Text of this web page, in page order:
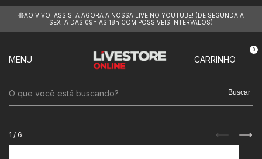
🔴AO VIVO: ASSISTA AGORA A NOSSA LIVE NO YOUTUBE! (DE SEGUNDA A
SEXTA DAS 09h AS 18h COM POSSÍVEIS INTERVALOS)
MENU CARRINHO
0
Buscar
1 / 6